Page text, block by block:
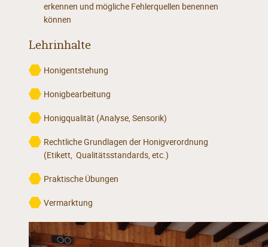
erkennen und mögliche Fehlerquellen benennen
können
Lehrinhalte
Honigentstehung
Honigbearbeitung
Honigqualität (Analyse, Sensorik)
Rechtliche Grundlagen der Honigverordnung
(Etikett, Qualitätsstandards, etc.)
Praktische Übungen
Vermarktung